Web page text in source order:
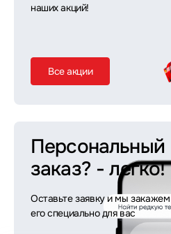
наших акций!
Все акции
Персональный
заказ? - легко!
Оставьте заявку и мы закажем
его специально для вас